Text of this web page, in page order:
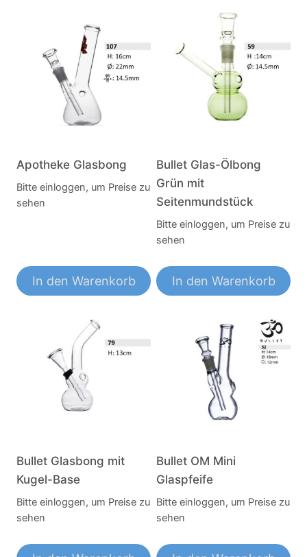
Apotheke Glasbong
Bitte einloggen, um Preise zu
sehen
In den Warenkorb
Bullet Glas-Ölbong
Grün mit
Seitenmundstück
Bitte einloggen, um Preise zu
sehen
In den Warenkorb
Bullet Glasbong mit
Kugel-Base
Bitte einloggen, um Preise zu
sehen
Bullet OM Mini
Glaspfeife
Bitte einloggen, um Preise zu
sehen